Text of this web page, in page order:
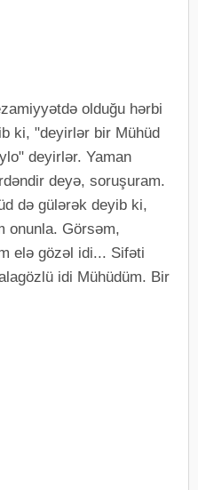
olduğu hərbi
ki, "deyirlər bir Mühüd
deyirlər. Yaman
deyə, soruşuram.
də gülərək deyib ki,
onunla. Görsəm,
elə gözəl idi... Sifəti
idi Mühüdüm. Bir